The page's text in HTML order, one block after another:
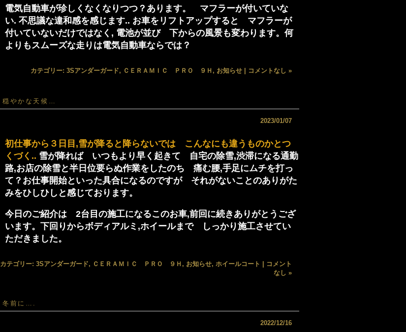
電気自動車が珍しくなくなりつつ？あります。 マフラーが付いていな
い. 不思議な違和感を感じます.. お車をリフトアップすると マフラーが
付いていないだけではなく, 電池が並び 下からの風景も変わります。何
よりもスムーズな走りは電気自動車ならでは？
カテゴリー: 3Sアンダーガード, ＣＥＲＡＭＩＣ ＰＲＯ ９Ｈ , お知らせ コメントなし »
穏やかな天候…
2023/01/07
初仕事から３日目,雪が降ると降らないでは こんなにも違うものかとつ
くづく.. 雪が降れば いつもより早く起きて 自宅の除雪,渋滞になる通勤
路,お店の除雪と半日位要らぬ作業をしたのち 痛む腰,手足にムチを打っ
て？お仕事開始といった具合になるのですが それがないことのありがた
みをひしひしと感じております。
今日のご紹介は 2台目の施工になるこのお車,前回に続きありがとうござ
います。下回りからボディアルミ,ホイールまで しっかり施工させてい
ただきました。
カテゴリー: 3Sアンダーガード, ＣＥＲＡＭＩＣ ＰＲＯ ９Ｈ , お知らせ, ホイールコート
コメント
なし »
冬前に….
2022/12/16